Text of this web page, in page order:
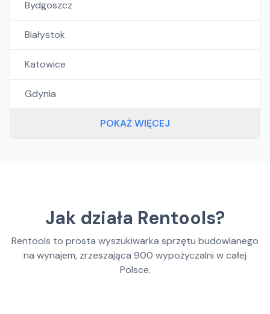
Bydgoszcz
Białystok
Katowice
Gdynia
POKAŻ WIĘCEJ
Jak działa Rentools?
Rentools to prosta wyszukiwarka sprzętu budowlanego
na wynajem, zrzeszająca 900 wypożyczalni w całej
Polsce.